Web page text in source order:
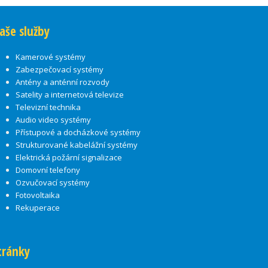
služby
Kamerové systémy
Zabezpečovací systémy
Antény a anténní rozvody
Satelity a internetová televize
Televizní technika
Audio video systémy
Přístupové a docházkové systémy
Strukturované kabelážní systémy
Elektrická požární signalizace
Domovní telefony
Ozvučovací systémy
Fotovoltaika
Rekuperace